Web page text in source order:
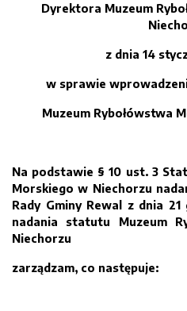
Dyrektora Muzeum
z dnia 14
w sprawie
Muzeum Rybołówstwa
Na podstawie § 10 ust. 3
Morskiego w Niechorzu
Rady Gminy Rewal z dnia
nadania statutu Muzeum
Niechorzu
zarządzam, co następuje: